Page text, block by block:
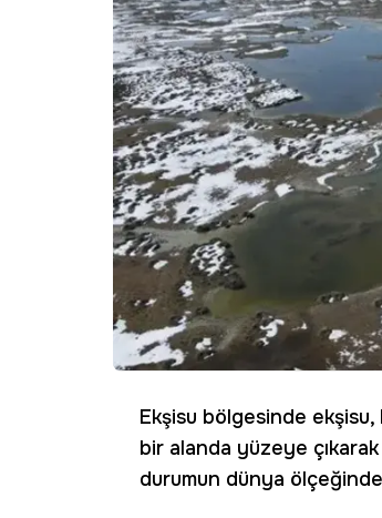
Ekşisu bölgesinde ekşisu,
bir alanda yüzeye
durumun dünya